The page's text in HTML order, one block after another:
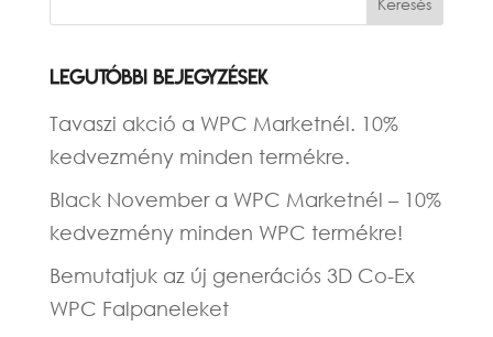
önmetsző
Legutóbbi bejegyzések
Tavaszi akció a WPC Marketnél. 10%
kedvezmény minden termékre.
Black November a WPC Marketnél – 10%
kedvezmény minden WPC termékre!
Bemutatjuk az új generációs 3D Co-Ex
WPC Falpaneleket